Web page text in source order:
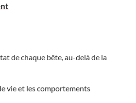
de chaque bête, au-delà de la
vie et les comportements